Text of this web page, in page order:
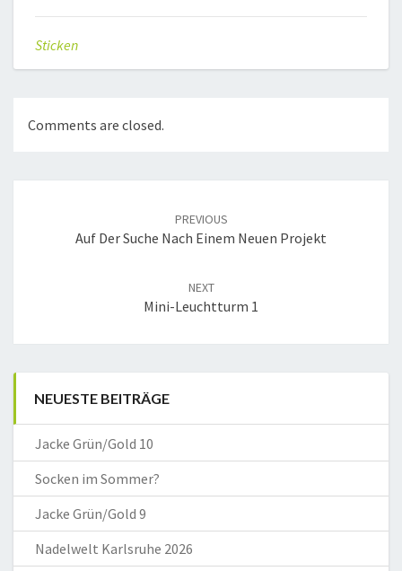
Sticken
Comments are closed.
PREVIOUS
Auf Der Suche Nach Einem Neuen Projekt
NEXT
Mini-Leuchtturm 1
NEUESTE BEITRÄGE
Jacke Grün/Gold 10
Socken im Sommer?
Jacke Grün/Gold 9
Nadelwelt Karlsruhe 2026